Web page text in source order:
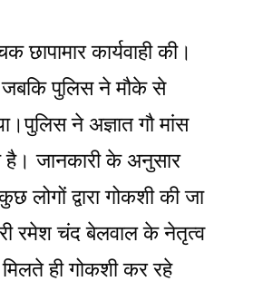
कार्यवाही की।
जबकि पुलिस ने मौके से
ने अज्ञात गौ मांस
है। जानकारी के अनुसार
लोगों द्वारा गोकशी की जा
रमेश चंद बेलवाल के नेतृत्व
ही गोकशी कर रहे